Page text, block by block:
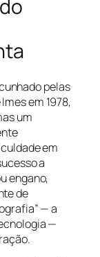
pelas
em 1978,
um
em
a
engano,
de
— a
—